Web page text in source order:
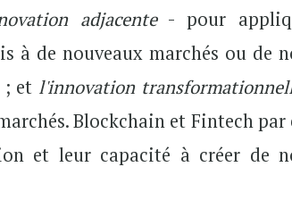
adjacente- pour
à de nouveaux marchés ou de
; et l'innovation
Blockchain et Fintech par
et leur capacité à créer de